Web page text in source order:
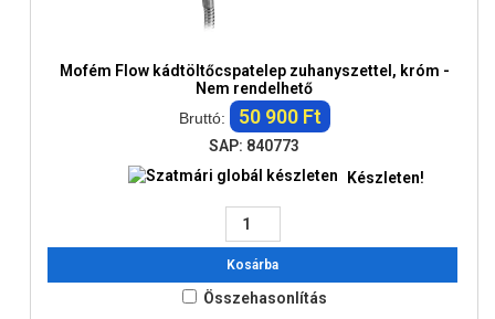
Mofém Flow kádtöltőcspatelep zuhanyszettel, króm -
Nem rendelhető
Bruttó:
50 900 Ft
SAP: 840773
Készleten!
Kosárba
Összehasonlítás